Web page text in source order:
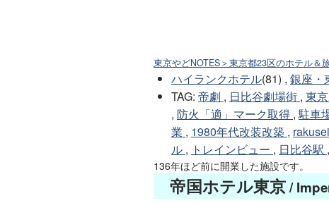
東京やどNOTES＞東京都23区のホテル＆
ハイランクホテル(81) , 銀座・
TAG: 帝劇 , 日比谷劇場街 , 東
, 防火「適」マーク取得 , 駐車
業 , 1980年代改装改築 ,
ル , トレインビュー , 日比谷駅 ,
136年ほど前に開業した施設です。
帝国ホテル東京/